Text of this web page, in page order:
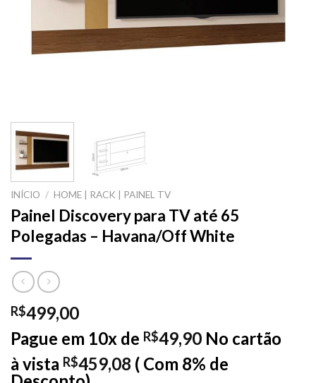
INÍCIO / HOME | RACK | PAINEL TV
Painel Discovery para TV até 65
Polegadas – Havana/Off White
R$499,00
Pague em 10x de R$49,90 No cartão
à vista R$459,08 ( Com 8% de